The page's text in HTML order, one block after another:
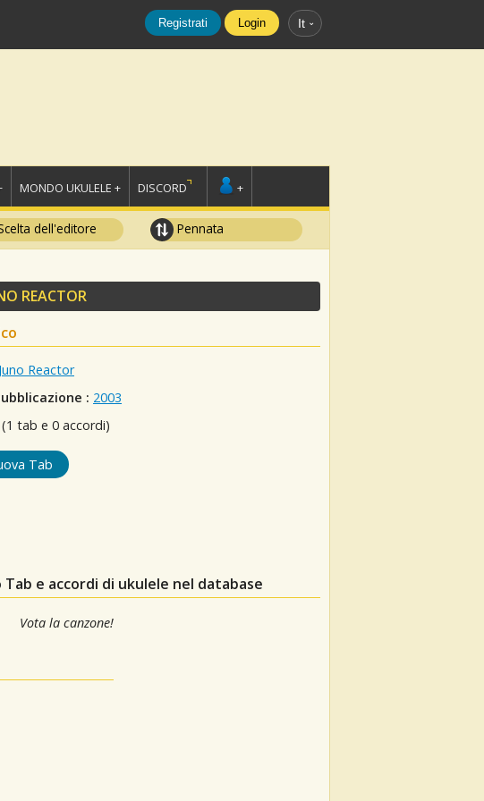
Registrati Login It
MONDO UKULELE + DISCORD +
dell'editore Pennata
REACTOR
Juno Reactor
: 2003
tab e 0 accordi)
Tab
Tab e accordi di ukulele nel database
Vota la canzone!